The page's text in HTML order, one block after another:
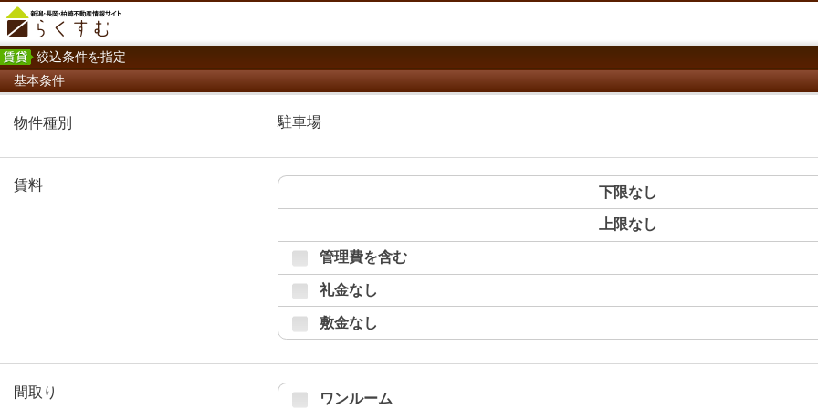
絞込条件を指定
基本条件
物件種別 駐車場
賃料 下限なし
上限なし
管理費を含む
礼金なし
敷金なし
間取り ワンルーム